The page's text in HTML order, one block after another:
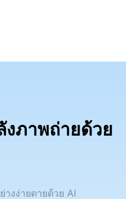
งภาพถ่ายด้วย
งง่ายดายด้วย AI